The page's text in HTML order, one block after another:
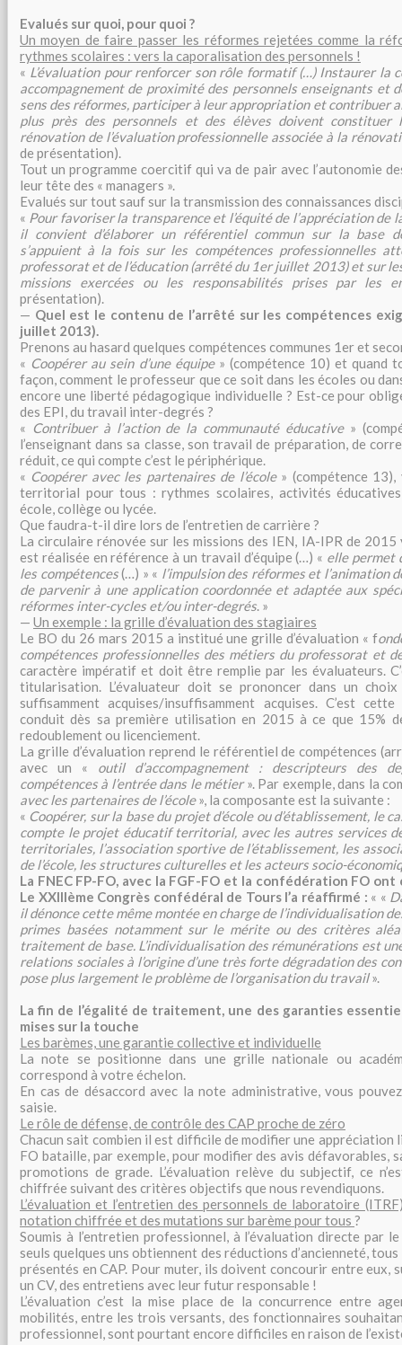
Evalués sur quoi, pour quoi ?
Un moyen de faire passer les réformes rejetées comme la
rythmes scolaires : vers la caporalisation des personnels !
« L’évaluation pour renforcer son rôle formatif (…) Instaurer la
accompagnement de proximité des personnels enseignants et
sens des réformes, participer à leur appropriation et contribuer
plus près des personnels et des élèves doivent constituer
rénovation de l’évaluation professionnelle associée à la
de présentation).
Tout un programme coercitif qui va de pair avec l’autonomie
leur tête des « managers ».
Evalués sur tout sauf sur la transmission des connaissances
« Pour favoriser la transparence et l’équité de l’appréciation de
il convient d’élaborer un référentiel commun sur la base
s’appuient à la fois sur les compétences professionnelles
professorat et de l’éducation (arrêté du 1er juillet 2013) et sur
missions exercées ou les responsabilités prises par les
présentation).
— Quel est le contenu de l’arrêté sur les compétences
juillet 2013).
Prenons au hasard quelques compétences communes 1er et
« Coopérer au sein d’une équipe» (compétence 10) et quand
façon, comment le professeur que ce soit dans les écoles ou
encore une liberté pédagogique individuelle ? Est-ce pour
des EPI, du travail inter-degrés ?
« Contribuer à l’action de la communauté éducative»
l’enseignant dans sa classe, son travail de préparation, de
réduit, ce qui compte c’est le périphérique.
« Coopérer avec les partenaires de l’école » (compétence
territorial pour tous : rythmes scolaires, activités
école, collège ou lycée.
Que faudra-t-il dire lors de l’entretien de carrière ?
La circulaire rénovée sur les missions des IEN, IA-IPR de 2015
est réalisée en référence à un travail d’équipe (…) « elle permet
les compétences(…) » « l’impulsion des réformes et l’animation
de parvenir à une application coordonnée et adaptée aux
réformes inter-cycles et/ou inter-degrés. »
— Un exemple : la grille d’évaluation des stagiaires
Le BO du 26 mars 2015 a institué une grille d’évaluation « f
compétences professionnelles des métiers du professorat et
caractère impératif et doit être remplie par les évaluateurs.
titularisation. L’évaluateur doit se prononcer dans un
suffisamment acquises/insuffisamment acquises. C’est
conduit dès sa première utilisation en 2015 à ce que 15%
redoublement ou licenciement.
La grille d’évaluation reprend le référentiel de compétences
avec un « outil d’accompagnement : descripteurs des
compétences à l’entrée dans le métier». Par exemple, dans la
avec les partenaires de l’école», la composante est la suivante :
« Coopérer, sur la base du projet d’école ou d’établissement, le
compte le projet éducatif territorial, avec les autres services
territoriales, l’association sportive de l’établissement, les
de l’école, les structures culturelles et les acteurs socio-
La FNEC FP-FO, avec la FGF-FO et la confédération FO ont
Le XXIIIème Congrès confédéral de Tours l’a réaffirmé : « «
il dénonce cette même montée en charge de l’individualisation
primes basées notamment sur le mérite ou des critères
traitement de base. L’individualisation des rémunérations est
relations sociales à l’origine d’une très forte dégradation des
pose plus largement le problème de l’organisation du travail».
La fin de l’égalité de traitement, une des garanties
mises sur la touche
Les barèmes, une garantie collective et individuelle
La note se positionne dans une grille nationale ou
correspond à votre échelon.
En cas de désaccord avec la note administrative, vous
saisie.
Le rôle de défense, de contrôle des CAP proche de zéro
Chacun sait combien il est difficile de modifier une appréciation
FO bataille, par exemple, pour modifier des avis défavorables,
promotions de grade. L’évaluation relève du subjectif, ce
chiffrée suivant des critères objectifs que nous revendiquons.
L’évaluation et l’entretien des personnels de laboratoire
notation chiffrée et des mutations sur barème pour tous ?
Soumis à l’entretien professionnel, à l’évaluation directe par
seuls quelques uns obtiennent des réductions d’ancienneté,
présentés en CAP. Pour muter, ils doivent concourir entre eux,
un CV, des entretiens avec leur futur responsable !
L’évaluation c’est la mise place de la concurrence entre
mobilités, entre les trois versants, des fonctionnaires
professionnel, sont pourtant encore difficiles en raison de